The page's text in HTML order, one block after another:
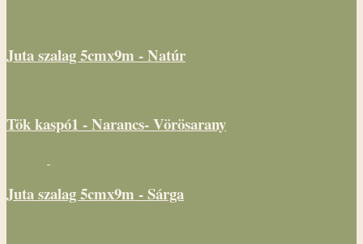
Juta szalag 5cmx9m - Natúr
Tök kaspó1 - Narancs- Vörösarany
Juta szalag 5cmx9m - Sárga